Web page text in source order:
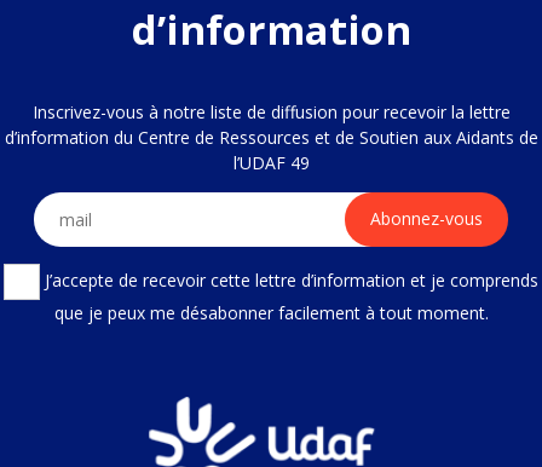
d’information
Inscrivez-vous à notre liste de diffusion pour recevoir la lettre
d’information du Centre de Ressources et de Soutien aux Aidants de
l’UDAF 49
J’accepte de recevoir cette lettre d’information et je comprends
que je peux me désabonner facilement à tout moment.